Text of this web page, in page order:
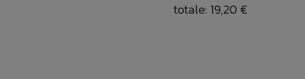
totale: 19,20 €